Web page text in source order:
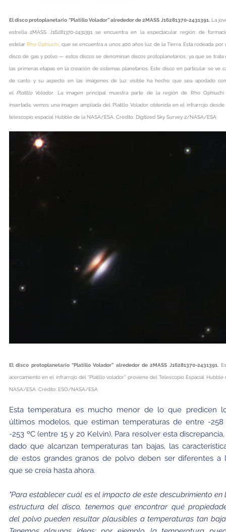
El disco protoplanetario “Platillo Volador” alrededor de 2MASS J16281370-2431391.La
estrella 2MASS J16281370-2431391 se encuentra en la espectacular región de
estelar Rho Ophiuchi , que se encuentra a unos 400 años luz de la Tierra. Está rodeada por
disco de gas y polvo — estos discos se denominan discos protoplanetarios, ya que se trata
las primeras etapas en la creación de sistemas planetarios. Este disco en particular se ve
de canto y su aspecto en las imágenes de luz visible ha hecho que sea apodado
elPlatillo Volador. La imagen principal muestra parte de la región de Rho Ophiuchi
insertada, vemos una imagen ampliada del Platillo Volador obtenida en el infrarrojo
telescopio espacial Hubble de la NASA/ESA. Crédito: Digitized Sky Survey 2/NASA/ESA
El disco protoplanetario “Platillo Volador” alrededor de 2MASS J16281370-2431391.
acercamiento en el infrarrojo del “Platillo volador” proviene del Telescopio Espacial Hubble
NASA/ESA. Crédito: ESO/NASA/ESA
Esta temperatura es mucho menor de lo que predicen
últimos modelos, que estiman temperaturas de entre -258
-253 ºC (entre 15 y 20 Kelvin). Para resolver esta
dado que alcanzan temperaturas tan bajas, las
de estos grandes granos de polvo deben ser diferentes a
que se creía hasta ahora.
"Para establecer cuál es el impacto de este descubrimiento en
estructura del disco, tenemos que encontrar qué
del polvo pueden resultar plausibles a temperaturas tan